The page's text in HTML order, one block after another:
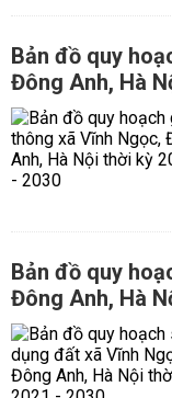
Bản đồ quy
Đông Anh, Hà
Bản đồ quy
Đông Anh, Hà